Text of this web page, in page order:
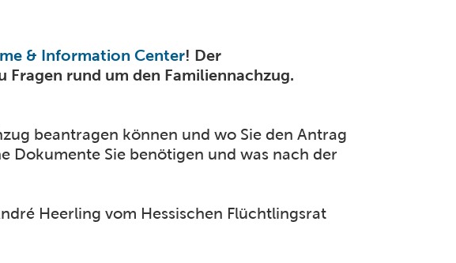
& Information Center! Der
Fragen rund um den Familiennachzug.
beantragen können und wo Sie den Antrag
Dokumente Sie benötigen und was nach der
Heerling vom Hessischen Flüchtlingsrat